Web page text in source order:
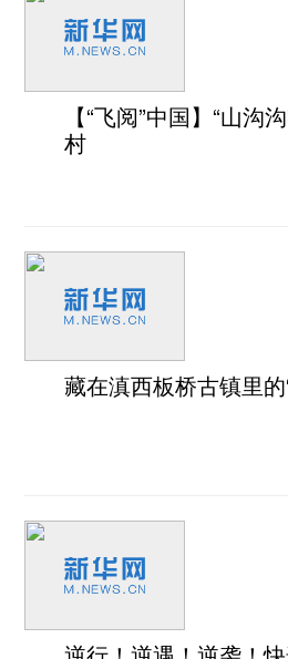
【“飞阅”中国】“山沟
村
藏在滇西板桥古镇里的